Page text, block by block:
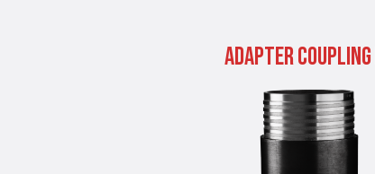
Adapter Coupling